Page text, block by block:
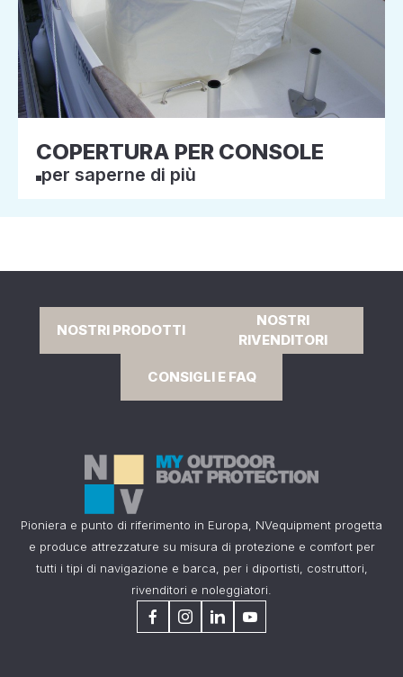
COPERTURA PER CONSOLE
per saperne di più
NOSTRI PRODOTTI
NOSTRI
RIVENDITORI
CONSIGLI E FAQ
Pioniera e punto di riferimento in Europa, NVequipment progetta
e produce attrezzature su misura di protezione e comfort per
tutti i tipi di navigazione e barca, per i diportisti, costruttori,
rivenditori e noleggiatori.